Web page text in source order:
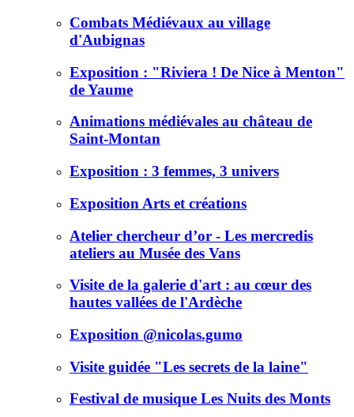
Combats Médiévaux au village
d'Aubignas
Exposition : "Riviera ! De Nice à Menton"
de Yaume
Animations médiévales au château de
Saint-Montan
Exposition : 3 femmes, 3 univers
Exposition Arts et créations
Atelier chercheur d’or - Les mercredis
ateliers au Musée des Vans
Visite de la galerie d'art : au cœur des
hautes vallées de l'Ardèche
Exposition @nicolas.gumo
Visite guidée "Les secrets de la laine"
Festival de musique Les Nuits des Monts